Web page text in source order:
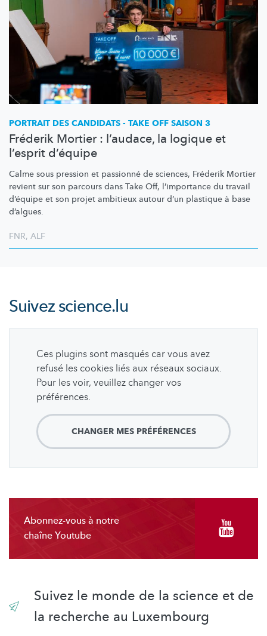
PORTRAIT DES CANDIDATS - TAKE OFF SAISON 3
Fréderik Mortier : l’audace, la logique et
l’esprit d’équipe
Calme sous pression et passionné de sciences, Fréderik Mortier
revient sur son parcours dans Take Off, l’importance du travail
d’équipe et son projet ambitieux autour d’un plastique à base
d’algues.
FNR, ALF
Suivezscience.lu
Ces plugins sont masqués car vous avez
refusé les cookies liés aux réseaux sociaux.
Pour les voir, veuillez changer vos
préférences.
CHANGER MES PRÉFÉRENCES
Abonnez-vous à notre
chaîne Youtube
Suivez le monde de la science et de
la recherche au Luxembourg